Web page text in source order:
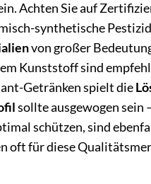
Achten Sie auf
synthetische
von großer
Kunststoff sind
Getränken spielt die
sollte ausgewogen sein
schützen, sind
oft für diese